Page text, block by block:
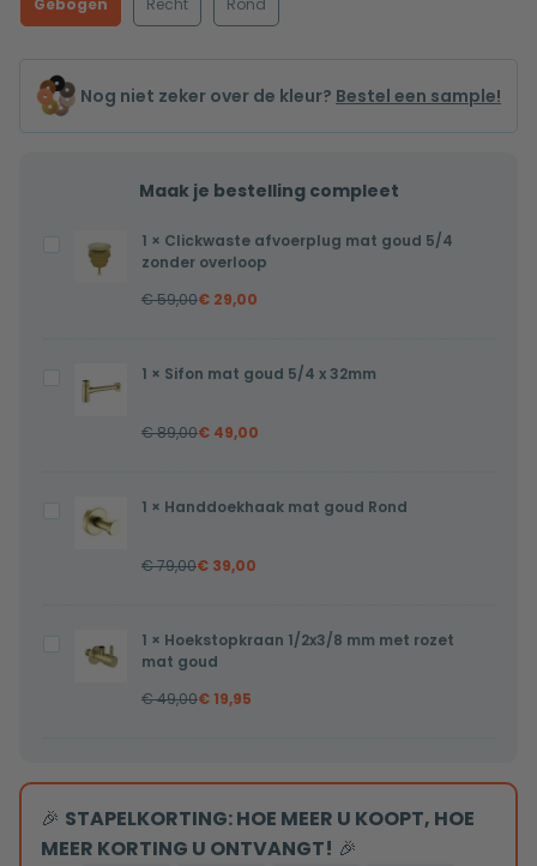
Gebogen Recht Rond
Nog niet zeker over de kleur? Bestel een sample!
Maak je bestelling compleet
Clickwaste
afvoerplug
zonder
overloop
1 × Clickwaste afvoerplug mat goud 5/4
zonder overloop
€59,00€ 29,00
Sifon
mat
32mm
1 × Sifon mat goud 5/4 x 32mm
€89,00€ 49,00
Handdoekhaak
mat
1 × Handdoekhaak mat goud Rond
€79,00€ 39,00
Hoekstopkraan
1/2x3/8
goud
1 × Hoekstopkraan 1/2x3/8 mm met rozet
mat goud
€49,00€ 19,95
🎉 STAPELKORTING: HOE MEER U KOOPT, HOE
MEER KORTING U ONTVANGT! 🎉